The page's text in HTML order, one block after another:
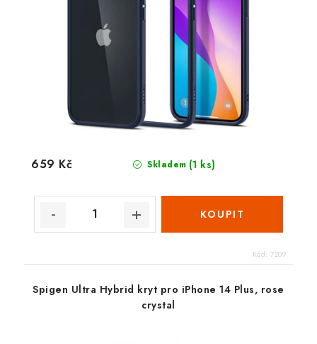
Skladem (1 ks)
659 Kč
Kód: 7209
Spigen Ultra Hybrid kryt pro iPhone 14 Plus, rose
crystal